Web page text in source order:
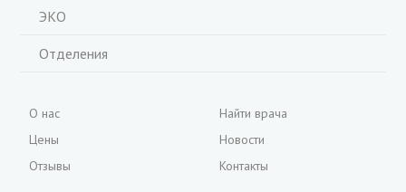
ЭКО
Отделения
О нас
Цены
Отзывы
Найти врача
Новости
Контакты